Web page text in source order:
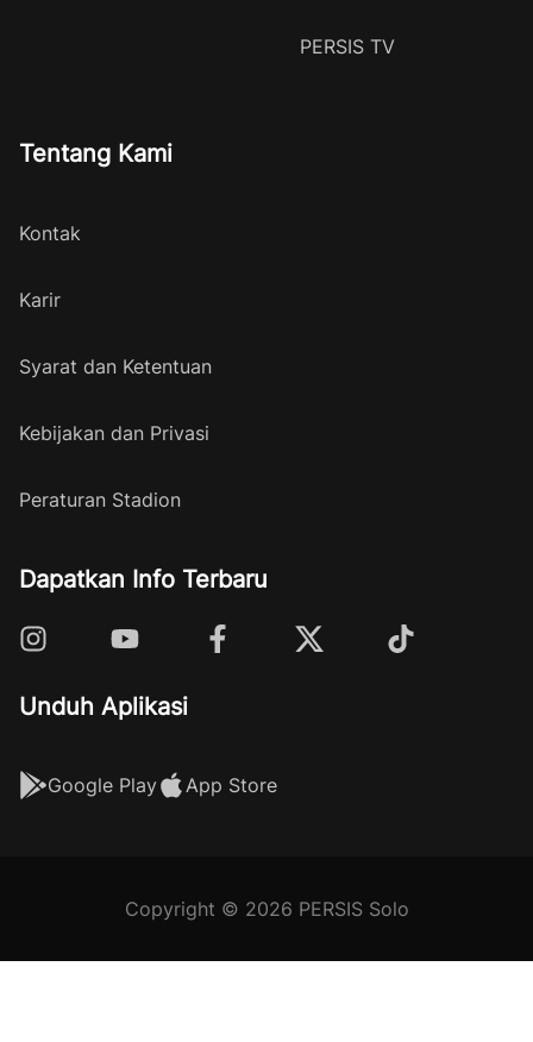
PERSIS TV
Tentang Kami
Kontak
Karir
Syarat dan Ketentuan
Kebijakan dan Privasi
Peraturan Stadion
Dapatkan Info Terbaru
Unduh Aplikasi
Google Play App Store
Copyright © 2026 PERSIS Solo